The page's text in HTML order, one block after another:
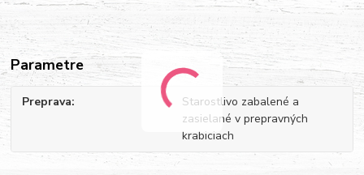
Parametre
Preprava
Starostlivo zabalené a
zasielané v prepravných
krabiciach